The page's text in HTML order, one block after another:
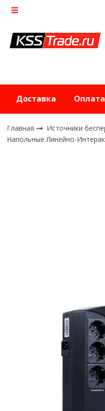
Доставка Оплата
Главная
Источники
Напольные Линейно-